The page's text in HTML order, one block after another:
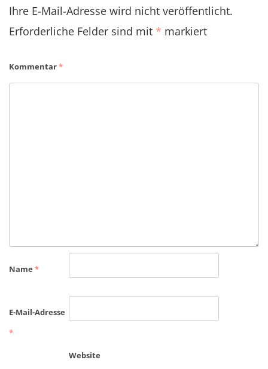
Ihre E-Mail-Adresse wird nicht veröffentlicht.
Erforderliche Felder sind mit * markiert
Kommentar*
Name *
E-Mail-Adresse
*
Website